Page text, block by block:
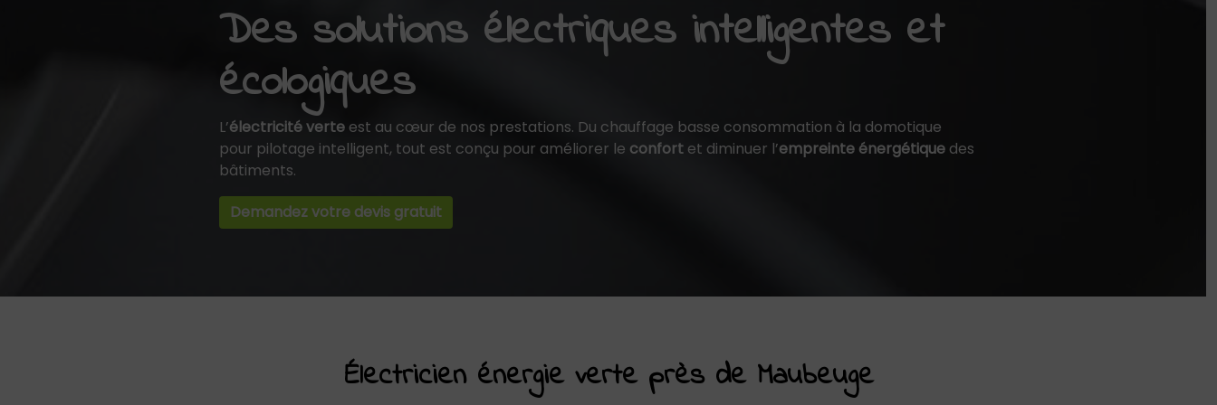
Des solutions électriques intelligentes et
écologiques
L’électricité verte est au cœur de nos prestations. Du chauffage basse consommation à la domotique
pour pilotage intelligent, tout est conçu pour améliorer le confort et diminuer l’empreinte énergétique des
bâtiments.
Demandez votre devis gratuit
Électricien énergie verte près de Maubeuge